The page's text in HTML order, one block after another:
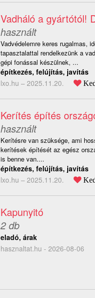
Vadháló a gyártótól!
használt
Vadvédelemre keres rugalmas,
tapasztalattal rendelkezünk a
gépi fonással készülnek, ...
építkezés, felújítás, javítás
lxo.hu – 2025.11.20.
Kerítés építés
használt
Kerítésre van szüksége, ami
kerítések építését az egész
is benne van....
építkezés, felújítás, javítás
lxo.hu – 2025.11.20.
Kapunyitó
2 db
eladó, árak
hasznaltat.hu - 2026-08-06